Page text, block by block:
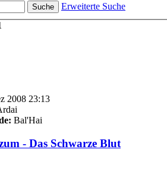
Suche
Erweiterte Suche
2008 23:13
Bal'Hai
- Das Schwarze Blut